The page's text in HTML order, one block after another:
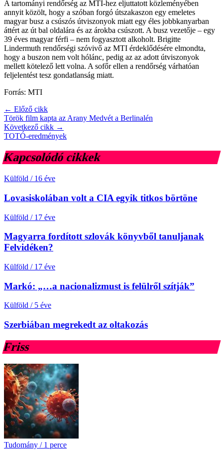
A tartományi rendőrség az MTI-hez eljuttatott közleményében
annyit közölt, hogy a szóban forgó útszakaszon egy emeletes
magyar busz a csúszós útviszonyok miatt egy éles jobbkanyarban
áttért az út bal oldalára és az árokba csúszott. A busz vezetője – egy
39 éves magyar férfi – nem fogyasztott alkoholt. Brigitte
Lindermuth rendőrségi szóvivő az MTI érdeklődésére elmondta,
hogy a buszon nem volt hólánc, pedig az az adott útviszonyok
mellett kötelező lett volna. A sofőr ellen a rendőrség várhatóan
feljelentést tesz gondatlanság miatt.
Forrás: MTI
← Előző cikk
Török film kapta az Arany Medvét a Berlinalén
Következő cikk →
TOTÓ-eredmények
Kapcsolódó cikkek
Külföld / 16 éve
Lovasiskolában volt a CIA egyik titkos börtöne
Külföld / 17 éve
Magyarra fordított szlovák könyvből tanuljanak
Felvidéken?
Külföld / 17 éve
Markó: „…a nacionalizmust is felülről szítják”
Külföld / 5 éve
Szerbiában megrekedt az oltakozás
Friss
Tudomány / 1 perce